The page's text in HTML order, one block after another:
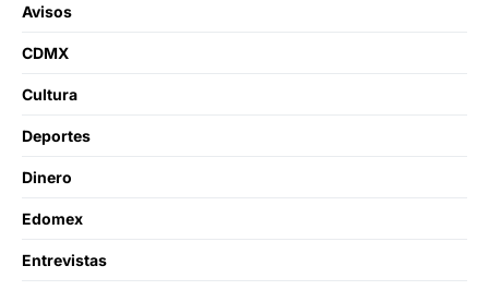
Avisos
CDMX
Cultura
Deportes
Dinero
Edomex
Entrevistas